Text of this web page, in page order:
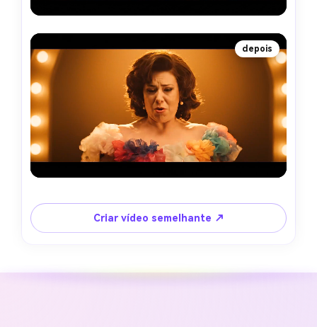
depois
Criar vídeo semelhante ↗